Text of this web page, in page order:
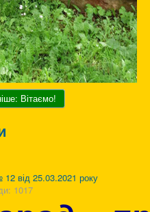
Вітаємо!
від 25.03.2021 року
1017